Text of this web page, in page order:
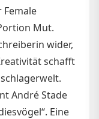
Mut.
wider,
schaﬀt
André Stade
Eine